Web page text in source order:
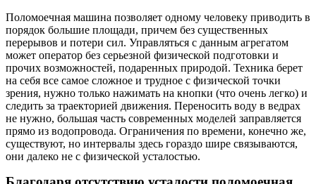
Поломоечная машина позволяет одному человеку приводить в
порядок большие площади, причем без существенных
перерывов и потери сил. Управляться с данным агрегатом
может оператор без серьезной физической подготовки и
прочих возможностей, подаренных природой. Техника берет
на себя все самое сложное и трудное с физической точки
зрения, нужно только нажимать на кнопки (что очень легко) и
следить за траекторией движения. Переносить воду в ведрах
не нужно, большая часть современных моделей заправляется
прямо из водопровода. Ограничения по времени, конечно же,
существуют, но интервалы здесь гораздо шире связываются,
они далеко не с физической усталостью.